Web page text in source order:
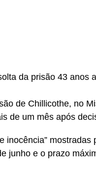
da prisão 43 anos
de Chillicothe, no
de um mês após
inocência”
junho e o prazo